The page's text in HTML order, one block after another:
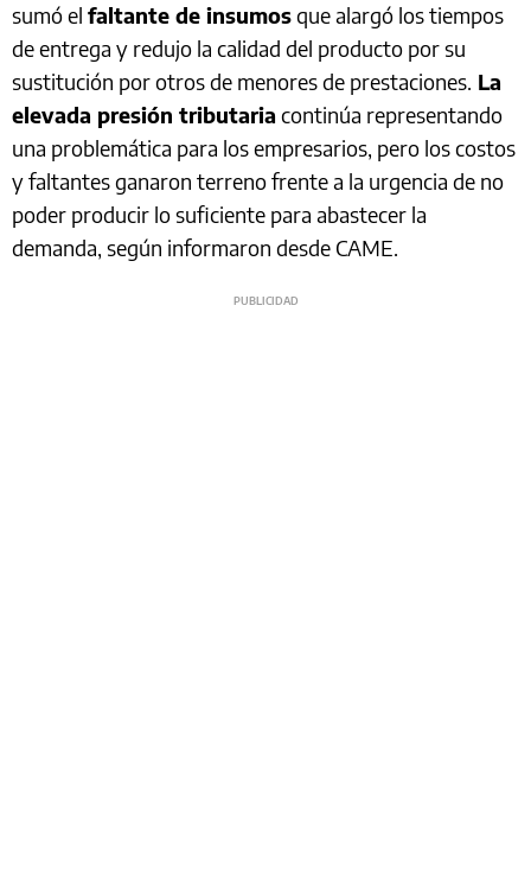
sumó el faltante de insumosque alargó los tiempos
de entrega y redujo la calidad del producto por su
sustitución por otros de menores de prestaciones. La
elevada presión tributaria continúa representando
una problemática para los empresarios, pero los costos
y faltantes ganaron terreno frente a la urgencia de no
poder producir lo suficiente para abastecer la
demanda, según informaron desde CAME.